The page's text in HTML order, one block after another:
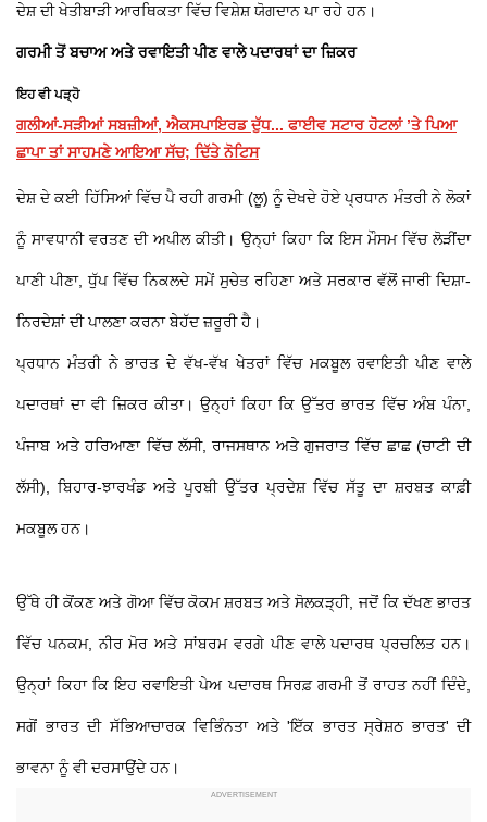
ਦੇਸ਼ ਦੀ ਖੇਤੀਬਾੜੀ ਆਰਥਿਕਤਾ ਵਿੱਚ ਵਿਸ਼ੇਸ਼ ਯੋਗਦਾਨ ਪਾ ਰਹੇ ਹਨ।
ਗਰਮੀ ਤੋਂ ਬਚਾਅ ਅਤੇ ਰਵਾਇਤੀ ਪੀਣ ਵਾਲੇ ਪਦਾਰਥਾਂ ਦਾ ਜ਼ਿਕਰ
ਇਹ ਵੀ ਪੜ੍ਹੋ
ਗਲੀਆਂ-ਸੜੀਆਂ ਸਬਜ਼ੀਆਂ, ਐਕਸਪਾਇਰਡ ਦੁੱਧ... ਫਾਈਵ ਸਟਾਰ ਹੋਟਲਾਂ ’ਤੇ ਪਿਆ
ਛਾਪਾ ਤਾਂ ਸਾਹਮਣੇ ਆਇਆ ਸੱਚ; ਦਿੱਤੇ ਨੋਟਿਸ
ਦੇਸ਼ ਦੇ ਕਈ ਹਿੱਸਿਆਂ ਵਿੱਚ ਪੈ ਰਹੀ ਗਰਮੀ (ਲੂ) ਨੂੰ ਦੇਖਦੇ ਹੋਏ ਪ੍ਰਧਾਨ ਮੰਤਰੀ ਨੇ ਲੋਕਾਂ
ਨੂੰ ਸਾਵਧਾਨੀ ਵਰਤਣ ਦੀ ਅਪੀਲ ਕੀਤੀ। ਉਨ੍ਹਾਂ ਕਿਹਾ ਕਿ ਇਸ ਮੌਸਮ ਵਿੱਚ ਲੋੜੀਂਦਾ
ਪਾਣੀ ਪੀਣਾ, ਧੁੱਪ ਵਿੱਚ ਨਿਕਲਦੇ ਸਮੇਂ ਸੁਚੇਤ ਰਹਿਣਾ ਅਤੇ ਸਰਕਾਰ ਵੱਲੋਂ ਜਾਰੀ ਦਿਸ਼ਾ-
ਨਿਰਦੇਸ਼ਾਂ ਦੀ ਪਾਲਣਾ ਕਰਨਾ ਬੇਹੱਦ ਜ਼ਰੂਰੀ ਹੈ।
ਪ੍ਰਧਾਨ ਮੰਤਰੀ ਨੇ ਭਾਰਤ ਦੇ ਵੱਖ-ਵੱਖ ਖੇਤਰਾਂ ਵਿੱਚ ਮਕਬੂਲ ਰਵਾਇਤੀ ਪੀਣ ਵਾਲੇ
ਪਦਾਰਥਾਂ ਦਾ ਵੀ ਜ਼ਿਕਰ ਕੀਤਾ। ਉਨ੍ਹਾਂ ਕਿਹਾ ਕਿ ਉੱਤਰ ਭਾਰਤ ਵਿੱਚ ਅੰਬ ਪੰਨਾ,
ਪੰਜਾਬ ਅਤੇ ਹਰਿਆਣਾ ਵਿੱਚ ਲੱਸੀ, ਰਾਜਸਥਾਨ ਅਤੇ ਗੁਜਰਾਤ ਵਿੱਚ ਛਾਛ (ਚਾਟੀ ਦੀ
ਲੱਸੀ), ਬਿਹਾਰ-ਝਾਰਖੰਡ ਅਤੇ ਪੂਰਬੀ ਉੱਤਰ ਪ੍ਰਦੇਸ਼ ਵਿੱਚ ਸੱਤੂ ਦਾ ਸ਼ਰਬਤ ਕਾਫ਼ੀ
ਮਕਬੂਲ ਹਨ।
ਉੱਥੇ ਹੀ ਕੋਂਕਣ ਅਤੇ ਗੋਆ ਵਿੱਚ ਕੋਕਮ ਸ਼ਰਬਤ ਅਤੇ ਸੋਲਕੜ੍ਹੀ, ਜਦੋਂ ਕਿ ਦੱਖਣ ਭਾਰਤ
ਵਿੱਚ ਪਨਕਮ, ਨੀਰ ਮੋਰ ਅਤੇ ਸਾਂਬਰਮ ਵਰਗੇ ਪੀਣ ਵਾਲੇ ਪਦਾਰਥ ਪ੍ਰਚਲਿਤ ਹਨ।
ਉਨ੍ਹਾਂ ਕਿਹਾ ਕਿ ਇਹ ਰਵਾਇਤੀ ਪੇਅ ਪਦਾਰਥ ਸਿਰਫ਼ ਗਰਮੀ ਤੋਂ ਰਾਹਤ ਨਹੀਂ ਦਿੰਦੇ,
ਸਗੋਂ ਭਾਰਤ ਦੀ ਸੱਭਿਆਚਾਰਕ ਵਿਭਿੰਨਤਾ ਅਤੇ 'ਇੱਕ ਭਾਰਤ ਸ੍ਰੇਸ਼ਠ ਭਾਰਤ' ਦੀ
ਭਾਵਨਾ ਨੂੰ ਵੀ ਦਰਸਾਉਂਦੇ ਹਨ।